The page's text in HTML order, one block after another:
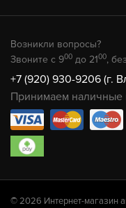
Возникли вопросы?
Звоните с 900 до 2100,
+7 (920) 930-9206 (г.
Принимаем наличные
© 2026 Интернет-магазин